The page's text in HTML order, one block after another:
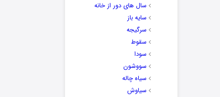
سال های دور از خانه
سایه باز
سرگیجه
سقوط
سودا
سووشون
سیاه چاله
سیاوش